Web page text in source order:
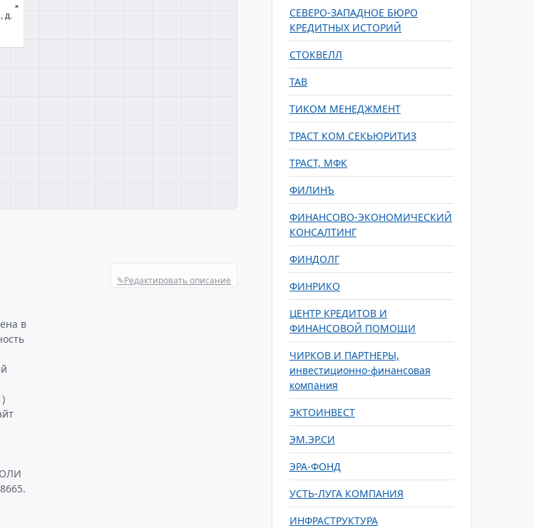
д.
×
✎Редактировать описание
в
СЕВЕРО-ЗАПАДНОЕ БЮРО
КРЕДИТНЫХ ИСТОРИЙ
СТОКВЕЛЛ
ТАВ
ТИКОМ МЕНЕДЖМЕНТ
ТРАСТ КОМ СЕКЬЮРИТИЗ
ТРАСТ, МФК
ФИЛИНЪ
ФИНАНСОВО-ЭКОНОМИЧЕСКИЙ
КОНСАЛТИНГ
ФИНДОЛГ
ФИНРИКО
ЦЕНТР КРЕДИТОВ И
ФИНАНСОВОЙ ПОМОЩИ
ЧИРКОВ И ПАРТНЕРЫ,
инвестиционно-финансовая
компания
ЭКТОИНВЕСТ
ЭМ.ЭР.СИ
ЭРА-ФОНД
УСТЬ-ЛУГА КОМПАНИЯ
ИНФРАСТРУКТУРА